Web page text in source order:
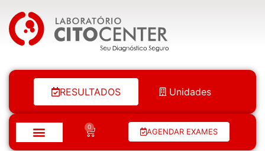
Laboratório Citocenter
RESULTADOS Unidades
0 AGENDAR EXAMES